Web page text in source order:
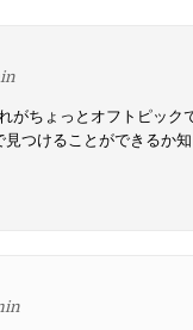
がちょっとオフトピック
つけることができるか